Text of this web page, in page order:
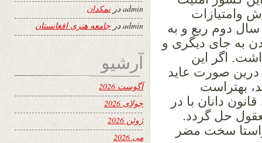
وامتیازات
دوم ربع و به
به جای دیگری و
اگر این
صورت عاید
بهتراست
دانان با در
حل گردد.
راستا سخت مضر
adminدرنمکدان
admin در جامعه هنری افغانستان
آرشیو
آگوست 2026
جولای 2026
ژوئن 2026
می 2026